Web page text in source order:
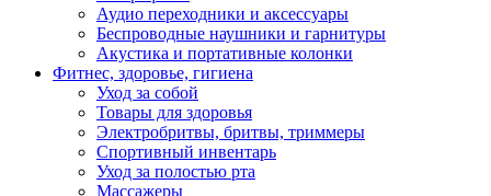
Аудио переходники и аксессуары
Беспроводные наушники и гарнитуры
Акустика и портативные колонки
Фитнес, здоровье, гигиена
Уход за собой
Товары для здоровья
Электробритвы, бритвы, триммеры
Спортивный инвентарь
Уход за полостью рта
Массажеры